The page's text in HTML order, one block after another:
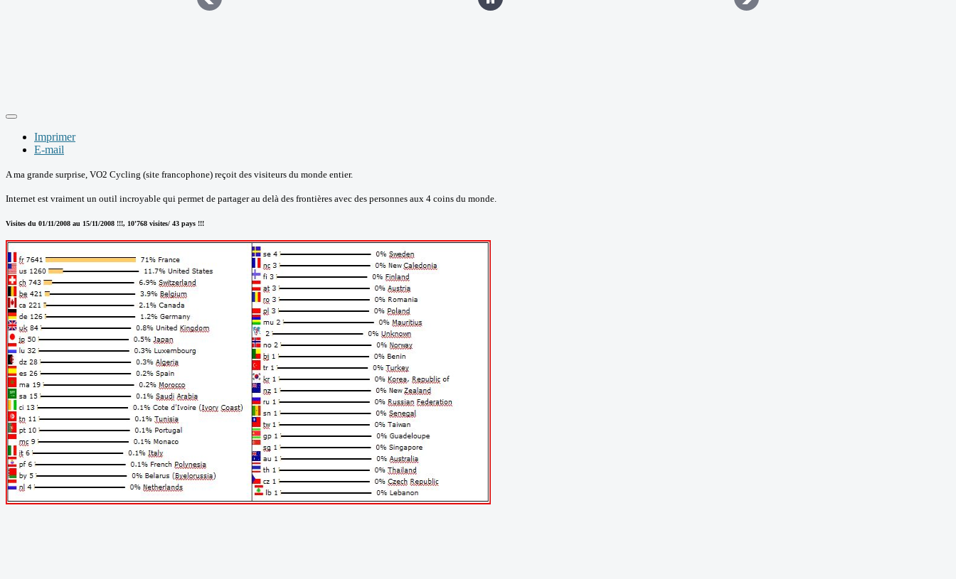
Imprimer
E-mail
A ma grande surprise, VO2 Cycling (site francophone) reçoit des visiteurs du monde entier.
Internet est vraiment un outil incroyable qui permet de partager au delà des frontières avec des personnes aux 4 coins du monde.
Visites du 01/11/2008 au 15/11/2008 !!!, 10'768 visites/ 43 pays !!!